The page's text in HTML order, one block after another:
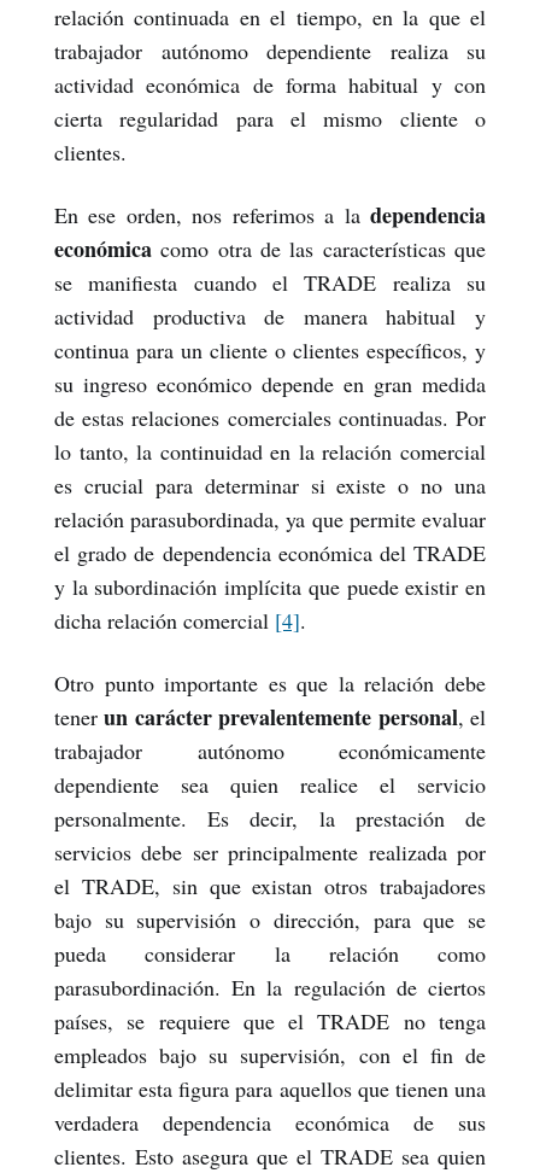
relación continuada en el tiempo, en la que el
trabajador autónomo dependiente realiza su
actividad económica de forma habitual y con
cierta regularidad para el mismo cliente o
clientes.
En ese orden, nos referimos a la dependencia
económica como otra de las características que
se manifiesta cuando el TRADE realiza su
actividad productiva de manera habitual y
continua para un cliente o clientes específicos, y
su ingreso económico depende en gran medida
de estas relaciones comerciales continuadas. Por
lo tanto, la continuidad en la relación comercial
es crucial para determinar si existe o no una
relación parasubordinada, ya que permite evaluar
el grado de dependencia económica del TRADE
y la subordinación implícita que puede existir en
dicha relación comercial [4].
Otro punto importante es que la relación debe
tenerun carácter prevalentemente personal, el
trabajador autónomo económicamente
dependiente sea quien realice el servicio
personalmente. Es decir, la prestación de
servicios debe ser principalmente realizada por
el TRADE, sin que existan otros trabajadores
bajo su supervisión o dirección, para que se
pueda considerar la relación como
parasubordinación. En la regulación de ciertos
países, se requiere que el TRADE no tenga
empleados bajo su supervisión, con el fin de
delimitar esta figura para aquellos que tienen una
verdadera dependencia económica de sus
clientes. Esto asegura que el TRADE sea quien